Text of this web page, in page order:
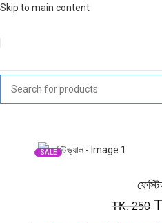
Skip to main content
SALE
TK.250